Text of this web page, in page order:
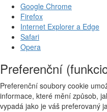
Google Chrome
Firefox
Internet Explorer a Edge
Safari
Opera
Preferenční
Preferenční soubory cookie
informace, které mění způsob,
vypadá jako je váš preferovaný